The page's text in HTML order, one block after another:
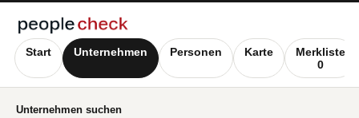
Start Unternehmen Personen Karte
Merkliste
0
Unternehmen suchen